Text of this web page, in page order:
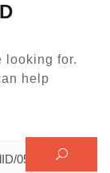
looking for.
help.